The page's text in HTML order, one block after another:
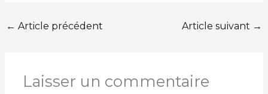
← Article précédent Article suivant →
Laisser un commentaire